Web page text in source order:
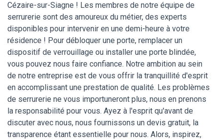
Cézaire-sur-Siagne ! Les membres de notre équipe de
serrurerie sont des amoureux du métier, des experts
disponibles pour intervenir en une demi-heure à votre
résidence ! Pour débloquer une porte, remplacer un
dispositif de verrouillage ou installer une porte blindée,
vous pouvez nous faire confiance. Notre ambition au sein
de notre entreprise est de vous offrir la tranquillité d'esprit
en accomplissant une prestation de qualité. Les problèmes
de serrurerie ne vous importuneront plus, nous en prenons
la responsabilité pour vous. Ayez à l'esprit qu'avant de
discuter avec nous, nous fournissons un devis gratuit, la
transparence étant essentielle pour nous. Alors, inspirez,